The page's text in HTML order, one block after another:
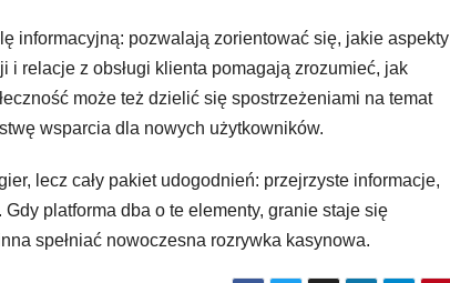
informacyjną: pozwalają zorientować się, jakie aspekty
relacje z obsługi klienta pomagają zrozumieć, jak
może też dzielić się spostrzeżeniami na temat
wsparcia dla nowych użytkowników.
lecz cały pakiet udogodnień: przejrzyste informacje,
platforma dba o te elementy, granie staje się
spełniać nowoczesna rozrywka kasynowa.